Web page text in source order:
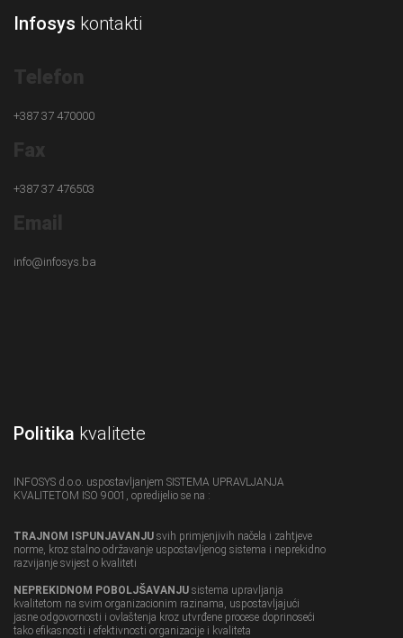
Infosys kontakti
Telefon
+387 37 470000
Fax
+387 37 476503
Email
info@infosys.ba
Politika kvalitete
INFOSYS d.o.o. uspostavljanjem SISTEMA UPRAVLJANJA
KVALITETOM ISO 9001, opredijelio se na :
TRAJNOM ISPUNJAVANJU svih primjenjivih načela i zahtjeve
norme, kroz stalno održavanje uspostavljenog sistema i neprekidno
razvijanje svijest o kvaliteti
NEPREKIDNOM POBOLJŠAVANJU sistema upravljanja
kvalitetom na svim organizacionim razinama, uspostavljajući
jasne odgovornosti i ovlaštenja kroz utvrđene procese doprinoseći
tako efikasnosti i efektivnosti organizacije i kvaliteta